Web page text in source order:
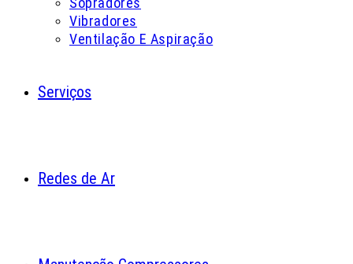
Vibradores
Ventilação E Aspiração
Serviços
Redes de Ar